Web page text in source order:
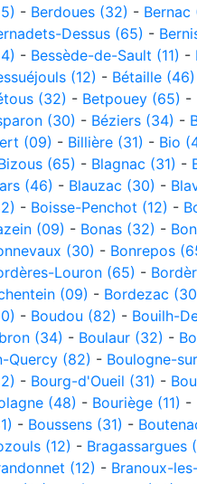
- Berdoues (32) - Bernac
Dessus (65) -
- Bessède-de-Sault (11) -
(12) - Bétaille (46)
(32) - Betpouey (65) -
(30) - Béziers (34) -
(09) - Billière (31) - Bio
(65) - Blagnac (31) -
(46) - Blauzac (30) -
- Boisse-Penchot (12) -
(09) - Bonas (32) -
(30) - Bonrepos
Louron (65) -
(09) - Bordezac
- Boudou (82) - Bouilh-
(34) - Boulaur (32) -
Quercy (82) - Boulogne-
- Bourg-d'Oueil (31) -
(48) - Bouriège (11) -
- Boussens (31) -
(12) - Bragassargues
(12) - Branoux-